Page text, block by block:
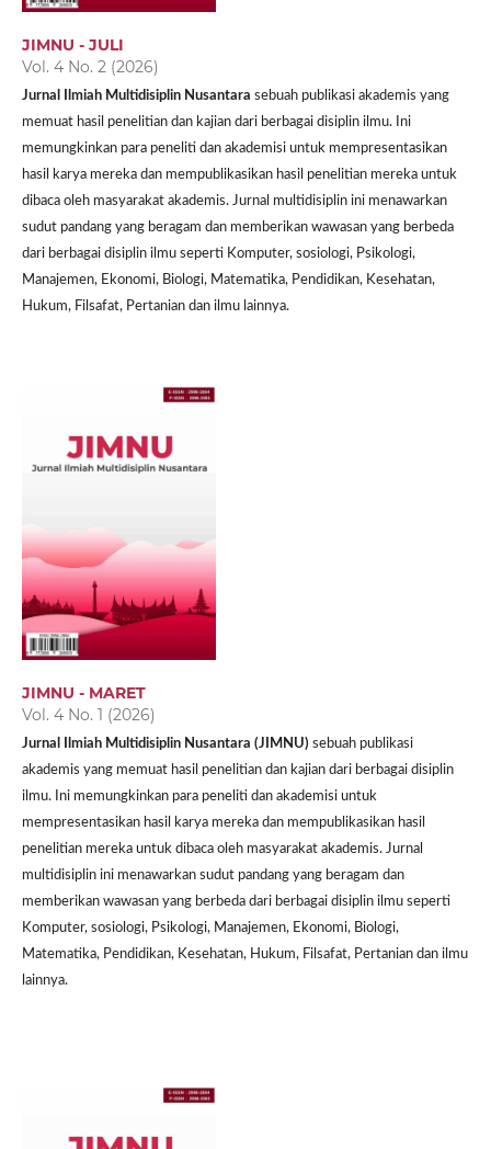
JIMNU - JULI
Vol. 4 No. 2 (2026)
Jurnal Ilmiah Multidisiplin Nusantara sebuah publikasi akademis yang
memuat hasil penelitian dan kajian dari berbagai disiplin ilmu. Ini
memungkinkan para peneliti dan akademisi untuk mempresentasikan
hasil karya mereka dan mempublikasikan hasil penelitian mereka untuk
dibaca oleh masyarakat akademis. Jurnal multidisiplin ini menawarkan
sudut pandang yang beragam dan memberikan wawasan yang berbeda
dari berbagai disiplin ilmu seperti Komputer, sosiologi, Psikologi,
Manajemen, Ekonomi, Biologi, Matematika, Pendidikan, Kesehatan,
Hukum, Filsafat, Pertanian dan ilmu lainnya.
JIMNU - MARET
Vol. 4 No. 1 (2026)
Jurnal Ilmiah Multidisiplin Nusantara (JIMNU) sebuah publikasi
akademis yang memuat hasil penelitian dan kajian dari berbagai disiplin
ilmu. Ini memungkinkan para peneliti dan akademisi untuk
mempresentasikan hasil karya mereka dan mempublikasikan hasil
penelitian mereka untuk dibaca oleh masyarakat akademis. Jurnal
multidisiplin ini menawarkan sudut pandang yang beragam dan
memberikan wawasan yang berbeda dari berbagai disiplin ilmu seperti
Komputer, sosiologi, Psikologi, Manajemen, Ekonomi, Biologi,
Matematika, Pendidikan, Kesehatan, Hukum, Filsafat, Pertanian dan ilmu
lainnya.